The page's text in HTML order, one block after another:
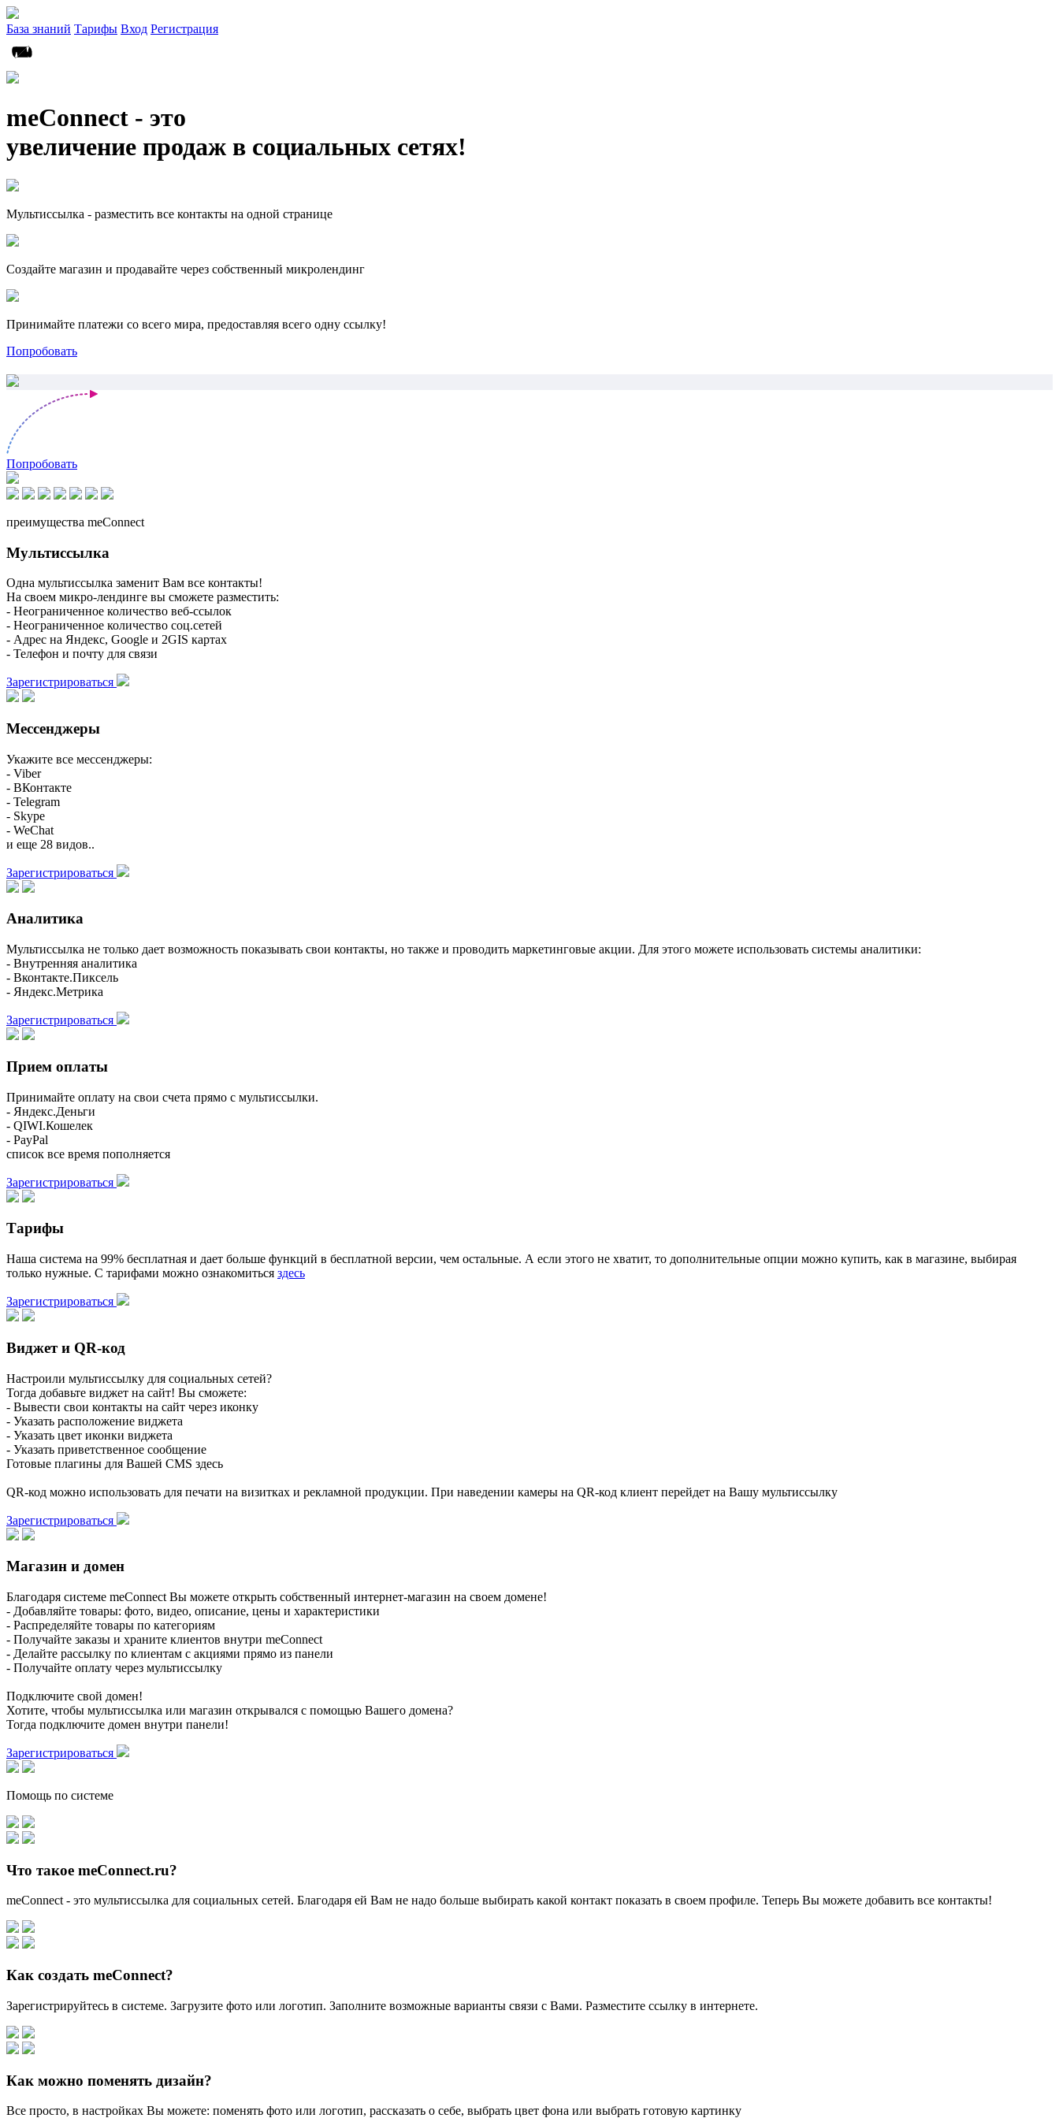
База знаний Тарифы Вход Регистрация
meConnect - это
увеличение продаж в социальных сетях!
Мультиссылка - разместить все контакты на одной странице
Создайте магазин и продавайте через собственный микролендинг
Принимайте платежи со всего мира, предоставляя всего одну ссылку!
Попробовать
Попробовать
преимущества meConnect
Мультиссылка
Одна мультиссылка заменит Вам все контакты!
На своем микро-лендинге вы сможете разместить:
- Неограниченное количество веб-ссылок
- Неограниченное количество соц.сетей
- Адрес на Яндекс, Google и 2GIS картах
- Телефон и почту для связи
Зарегистрироваться
Мессенджеры
Укажите все мессенджеры:
- Viber
- ВКонтакте
- Telegram
- Skype
- WeChat
и еще 28 видов..
Зарегистрироваться
Аналитика
Мультиссылка не только дает возможность показывать свои контакты, но также и проводить маркетинговые акции. Для этого можете использовать системы аналитики:
- Внутренняя аналитика
- Вконтакте.Пиксель
- Яндекс.Метрика
Зарегистрироваться
Прием оплаты
Принимайте оплату на свои счета прямо с мультиссылки.
- Яндекс.Деньги
- QIWI.Кошелек
- PayPal
список все время пополняется
Зарегистрироваться
Тарифы
Наша система на 99% бесплатная и дает больше функций в бесплатной версии, чем остальные. А если этого не хватит, то дополнительные опции можно купить, как в магазине, выбирая
только нужные. С тарифами можно ознакомиться здесь
Зарегистрироваться
Виджет и QR-код
Настроили мультиссылку для социальных сетей?
Тогда добавьте виджет на сайт! Вы сможете:
- Вывести свои контакты на сайт через иконку
- Указать расположение виджета
- Указать цвет иконки виджета
- Указать приветственное сообщение
Готовые плагины для Вашей CMS здесь
QR-код можно использовать для печати на визитках и рекламной продукции. При наведении камеры на QR-код клиент перейдет на Вашу мультиссылку
Зарегистрироваться
Магазин и домен
Благодаря системе meConnect Вы можете открыть собственный интернет-магазин на своем домене!
- Добавляйте товары: фото, видео, описание, цены и характеристики
- Распределяйте товары по категориям
- Получайте заказы и храните клиентов внутри meConnect
- Делайте рассылку по клиентам с акциями прямо из панели
- Получайте оплату через мультиссылку
Подключите свой домен!
Хотите, чтобы мультиссылка или магазин открывался с помощью Вашего домена?
Тогда подключите домен внутри панели!
Зарегистрироваться
Помощь по системе
Что такое meConnect.ru?
meConnect - это мультиссылка для социальных сетей. Благодаря ей Вам не надо больше выбирать какой контакт показать в своем профиле. Теперь Вы можете добавить все контакты!
Как создать meConnect?
Зарегистрируйтесь в системе. Загрузите фото или логотип. Заполните возможные варианты связи с Вами. Разместите ссылку в интернете.
Как можно поменять дизайн?
Все просто, в настройках Вы можете: поменять фото или логотип, рассказать о себе, выбрать цвет фона или выбрать готовую картинку